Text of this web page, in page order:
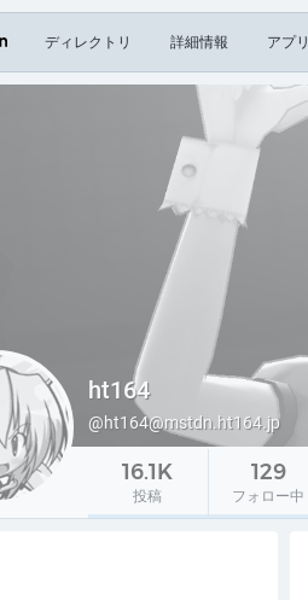
ディレクトリ 詳細情報 アプリ
ht164
@ht164@mstdn.ht164.jp
16.1K
投稿
129
フォロー中